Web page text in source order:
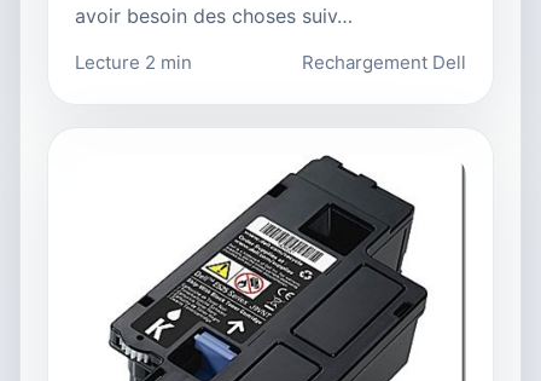
avoir besoin des choses suiv…
Lecture 2 min Rechargement Dell